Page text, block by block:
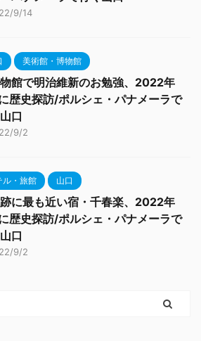
9/14
美術館・博物館
館で明治維新のお勉強、2022年
歴史探訪/ポルシェ・パナメーラで
口
9/2
ル・旅館 山口
に最も近い宿・千春楽、2022年
歴史探訪/ポルシェ・パナメーラで
口
9/2